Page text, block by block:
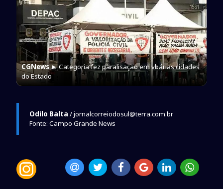
CGNews► Categoria fez paralisação em vbárias cidades
do Estado
Odilo Balta / jornalcorreiodosul@terra.com.br
Fonte: Campo Grande News